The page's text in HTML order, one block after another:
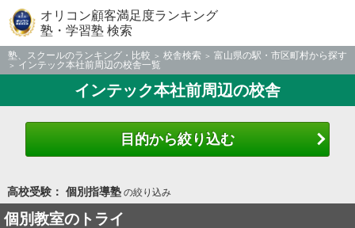
オリコン顧客満足度ランキング
塾・学習塾 検索
塾、スクールのランキング・比較 校舎検索
富山県の駅・市区町村から探す
インテック本社前周辺の校舎一覧
インテック本社前周辺の校舎
目的から絞り込む
高校受験： 個別指導塾の絞り込み
個別教室のトライ